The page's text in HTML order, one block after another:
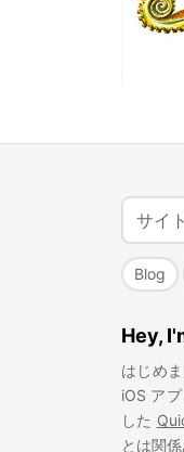
Blog
Hey,
はじめま
iOS ア
した
とは関係